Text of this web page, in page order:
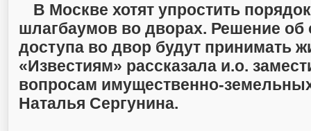
В Москве хотят упростить
шлагбаумов во дворах. Решение об
доступа во двор будут принимать
«Известиям» рассказала и.о.
вопросам имущественно-
Наталья Сергунина.